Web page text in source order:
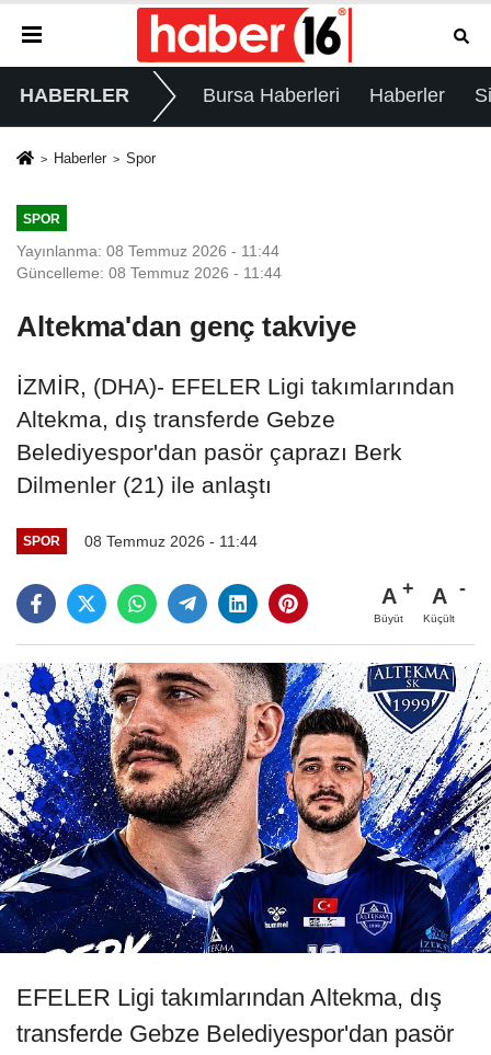
HABERLER Bursa Haberleri Haberler
Haberler Spor
SPOR
Yayınlanma: 08 Temmuz 2026 - 11:44
Güncelleme: 08 Temmuz 2026 - 11:44
Altekma'dan genç takviye
İZMİR, (DHA)- EFELER Ligi takımlarından
Altekma, dış transferde Gebze
Belediyespor'dan pasör çaprazı Berk
Dilmenler (21) ile anlaştı
SPOR 08 Temmuz 2026 - 11:44
A
Büyüt
A
Küçült
EFELER Ligi takımlarından Altekma, dış
transferde Gebze Belediyespor'dan pasör